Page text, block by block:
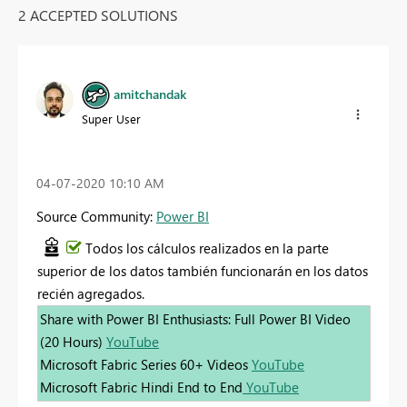
2 ACCEPTED SOLUTIONS
amitchandak
Super User
‎04-07-2020 10:10 AM
Source Community: Power BI
Todos los cálculos realizados en la parte
superior de los datos también funcionarán en los datos
recién agregados.
Share with Power BI Enthusiasts: Full Power BI Video
(20 Hours) YouTube
Microsoft Fabric Series 60+ Videos YouTube
Microsoft Fabric Hindi End to End YouTube